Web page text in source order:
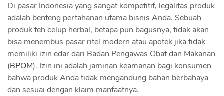
Di pasar Indonesia yang sangat kompetitif, legalitas produk
adalah benteng pertahanan utama bisnis Anda. Sebuah
produk teh celup herbal, betapa pun bagusnya, tidak akan
bisa menembus pasar ritel modern atau apotek jika tidak
memiliki izin edar dari Badan Pengawas Obat dan Makanan
(BPOM). Izin ini adalah jaminan keamanan bagi konsumen
bahwa produk Anda tidak mengandung bahan berbahaya
dan sesuai dengan klaim manfaatnya.